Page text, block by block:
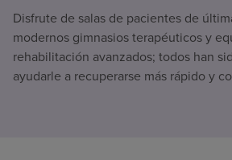
Disfrute de salas de pacientes de
modernos gimnasios terapéuticos y
rehabilitación avanzados; todos han
ayudarle a recuperarse más rápido y